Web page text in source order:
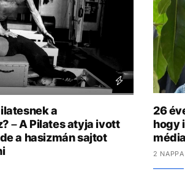
a
– A Pilates atyja ivott
a hasizmán sajtot
26
hogy
2